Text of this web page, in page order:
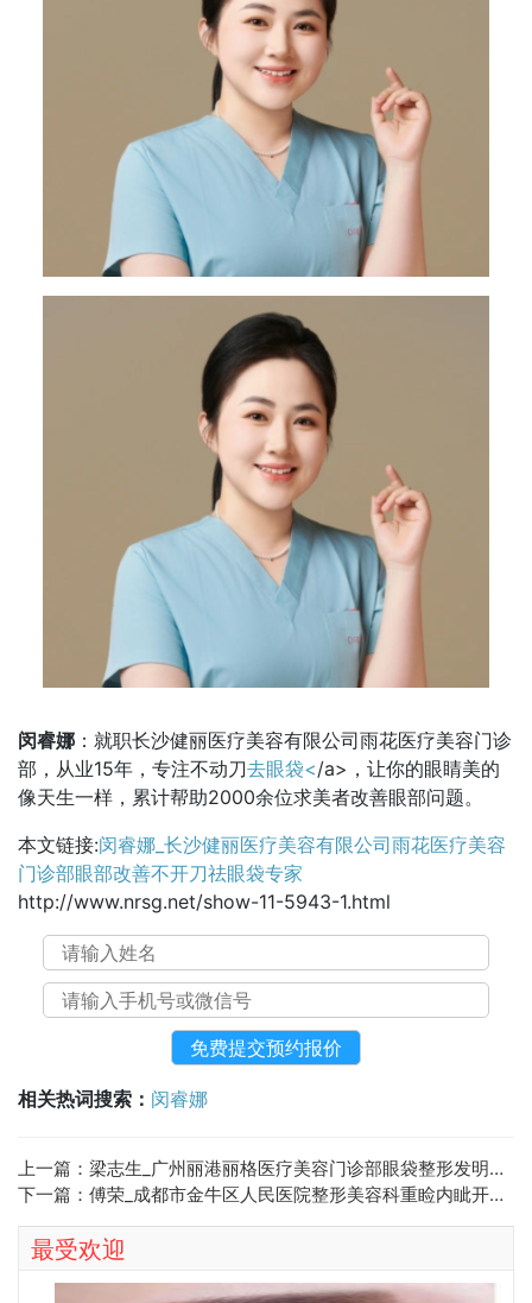
闵睿娜 ：就职长沙健丽医疗美容有限公司雨花医疗美容门诊
部，从业15年，专注不动刀去眼袋</a>，让你的眼睛美的
像天生一样，累计帮助2000余位求美者改善眼部问题。
本文链接:闵睿娜_长沙健丽医疗美容有限公司雨花医疗美容
门诊部眼部改善不开刀祛眼袋专家
http://www.nrsg.net/show-11-5943-1.html
相关热词搜索： 闵睿娜
上一篇： 梁志生_广州丽港丽格医疗美容门诊部眼袋整形发明专利专家
下一篇： 傅荣_成都市金牛区人民医院整形美容科重睑内眦开大提肌改善祛眼袋眼部整形专家
最受欢迎